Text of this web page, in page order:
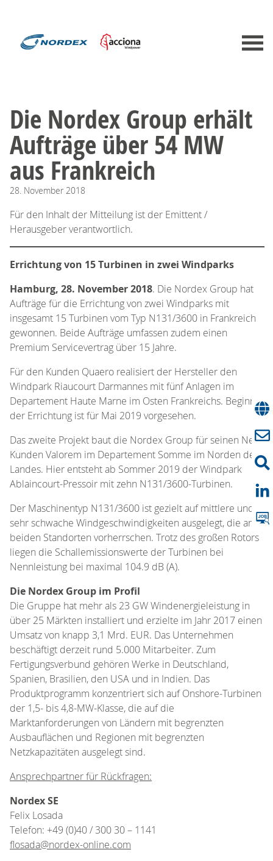
Die Nordex Group erhält
Aufträge über 54 MW
aus Frankreich
28. November 2018
Für den Inhalt der Mitteilung ist der Emittent /
Herausgeber verantwortlich.
Errichtung von 15 Turbinen in zwei Windparks
Hamburg, 28. November 2018. Die Nordex Group hat
Aufträge für die Errichtung von zwei Windparks mit
insgesamt 15 Turbinen vom Typ N131/3600 in Frankreich
gewonnen. Beide Aufträge umfassen zudem einen
Premium Servicevertrag über 15 Jahre.
Für den Kunden Quaero realisiert der Hersteller den
Windpark Riaucourt Darmannes mit fünf Anlagen im
Departement Haute Marne im Osten Frankreichs. Beginn
der Errichtung ist für Mai 2019 vorgesehen.
Das zweite Projekt baut die Nordex Group für seinen Neu-
Kunden Valorem im Departement Somme im Norden des
Landes. Hier entsteht ab Sommer 2019 der Windpark
Ablaincourt-Pressoir mit zehn N131/3600-Turbinen.
Der Maschinentyp N131/3600 ist gezielt auf mittlere und
sehr schwache Windgeschwindigkeiten ausgelegt, die an
beiden Standorten vorherrschen. Trotz des großen Rotors
liegen die Schallemissionswerte der Turbinen bei
Nennleistung bei maximal 104.9 dB (A).
Die Nordex Group im Profil
Die Gruppe hat mehr als 23 GW Windenergieleistung in
über 25 Märkten installiert und erzielte im Jahr 2017 einen
Umsatz von knapp 3,1 Mrd. EUR. Das Unternehmen
beschäftigt derzeit rund 5.000 Mitarbeiter. Zum
Fertigungsverbund gehören Werke in Deutschland,
Spanien, Brasilien, den USA und in Indien. Das
Produktprogramm konzentriert sich auf Onshore-Turbinen
der 1,5- bis 4,8-MW-Klasse, die auf die
Marktanforderungen von Ländern mit begrenzten
Ausbauflächen und Regionen mit begrenzten
Netzkapazitäten ausgelegt sind.
Ansprechpartner für Rückfragen:
Nordex SE
Felix Losada
Telefon: +49 (0)40 / 300 30 – 1141
flosada@nordex-online.com